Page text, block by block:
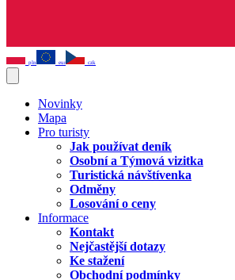
pln eur czk
Novinky
Mapa
Pro turisty
Jak používat deník
Osobní a Týmová vizitka
Turistická návštívenka
Odměny
Losování o ceny
Informace
Kontakt
Nejčastější dotazy
Ke stažení
Obchodní podmínky